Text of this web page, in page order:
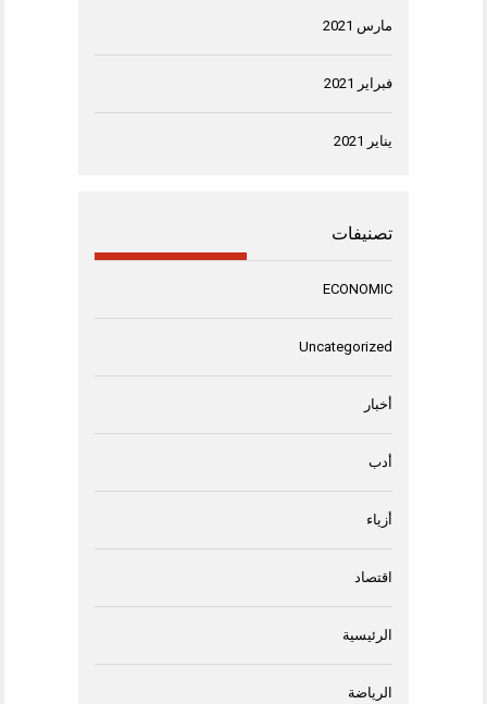
مارس 2021
فبراير 2021
يناير 2021
تصنيفات
ECONOMIC
Uncategorized
أخبار
أدب
أزياء
اقتصاد
الرئيسية
الرياضة